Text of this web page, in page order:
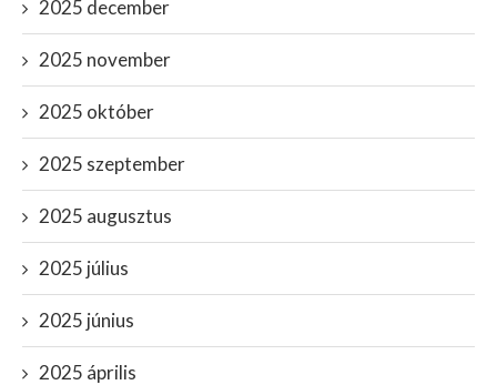
2025 december
2025 november
2025 október
2025 szeptember
2025 augusztus
2025 július
2025 június
2025 április